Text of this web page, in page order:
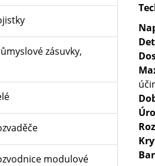
zásuvky,
modulové